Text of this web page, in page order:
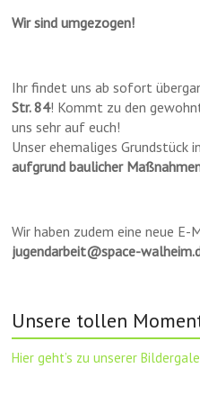
Wir sind umgezogen!
Ihr findet uns ab sofort
Str. 84! Kommt zu den
uns sehr auf euch!
Unser ehemaliges Grundstück
aufgrund baulicher
Wir haben zudem eine neue E-
jugendarbeit@space-
Unsere tollen
Hier geht’s zu unserer